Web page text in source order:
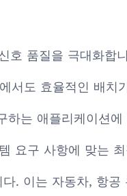
호 품질을 극대화합
서도 효율적인 배치
는 애플리케이션에
요구 사항에 맞는
. 이는 자동차, 항공